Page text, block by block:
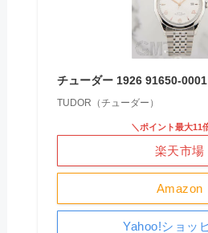
チューダー 1926 91650-
TUDOR（チューダー）
Amazon
＼ポイント最大11
楽天市場
Yahoo!ショッ